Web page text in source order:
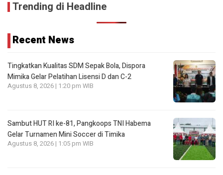
Trending di Headline
Recent News
Tingkatkan Kualitas SDM Sepak Bola, Dispora
Mimika Gelar Pelatihan Lisensi D dan C-2
Agustus 8, 2026 | 1:20 pm WIB
Sambut HUT RI ke-81, Pangkoops TNI Habema
Gelar Turnamen Mini Soccer di Timika
Agustus 8, 2026 | 1:05 pm WIB